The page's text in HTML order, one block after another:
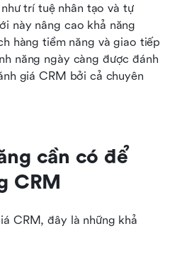
trí tuệ nhân tạo và tự
này nâng cao khả năng
hàng tiềm năng và giao tiếp
năng ngày càng được đánh
giá CRM bởi cả chuyên
cần có để
CRM
CRM, đây là những khả